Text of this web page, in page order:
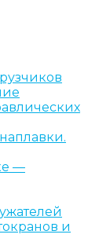
—
и